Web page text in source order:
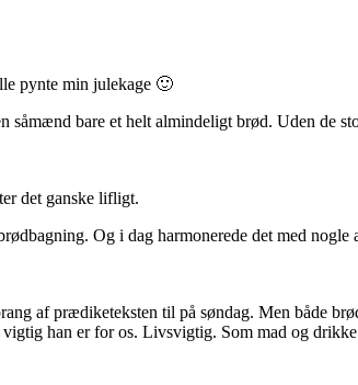
pynte min julekage 🙂
såmænd bare et helt almindeligt brød. Uden de
det ganske lifligt.
Og i dag harmonerede det med
af prædiketeksten til på søndag. Men både
han er for os. Livsvigtig. Som mad og